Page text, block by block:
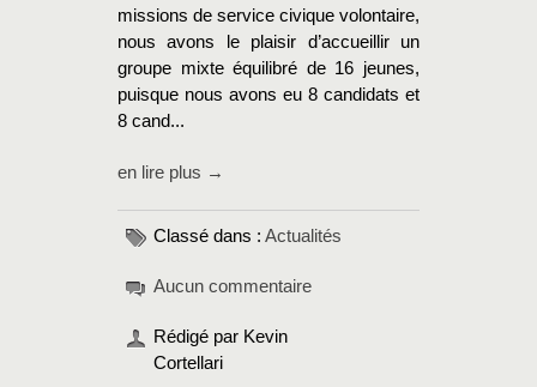
missions de service civique volontaire,
nous avons le plaisir d’accueillir un
groupe mixte équilibré de 16 jeunes,
puisque nous avons eu 8 candidats et
8 cand...
en lire plus →
Classé dans : Actualités
Aucun commentaire
Rédigé par Kevin
Cortellari